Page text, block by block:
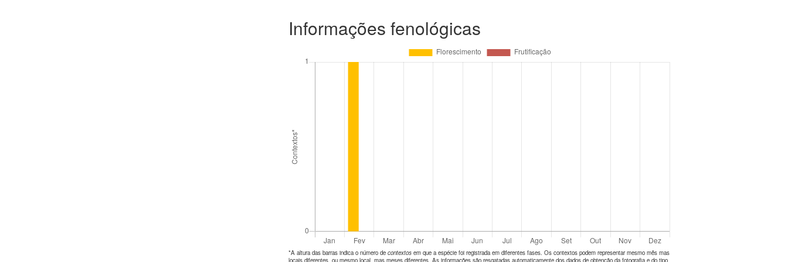
Informações fenológicas
*A altura das barras indica o número de contextos em que a espécie foi registrada em diferentes fases. Os contextos podem representar mesmo mês mas
locais diferentes, ou mesmo local, mas meses diferentes. As informações são resgatadas automaticamente dos dados de obtenção da fotografia e do tipo